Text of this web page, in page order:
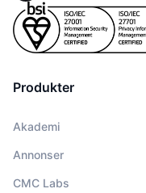
Produkter
Akademi
Annonser
CMC Labs